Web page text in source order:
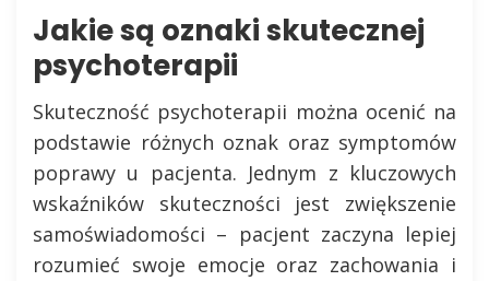
Jakie są oznaki skutecznej
psychoterapii
Skuteczność psychoterapii można ocenić na
podstawie różnych oznak oraz symptomów
poprawy u pacjenta. Jednym z kluczowych
wskaźników skuteczności jest zwiększenie
samoświadomości – pacjent zaczyna lepiej
rozumieć swoje emocje oraz zachowania i